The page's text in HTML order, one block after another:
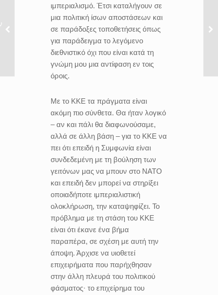
ιμπεριαλισμό. Έτσι καταλήγουν σε
μια πολιτική ίσων αποστάσεων και
σε παράδοξες τοποθετήσεις όπως
για παράδειγμα το λεγόμενο
διεθνιστικό όχι που είναι κατά τη
γνώμη μου μια αντίφαση εν τοις
όροις.
Με το ΚΚΕ τα πράγματα είναι
ακόμη πιο σύνθετα. Θα ήταν λογικό
– αν και πάλι θα διαφωνούσαμε,
αλλά σε άλλη βάση – για το ΚΚΕ να
πει ότι επειδή η Συμφωνία είναι
συνδεδεμένη με τη βούληση των
γειτόνων μας να μπουν στο ΝΑΤΟ
και επειδή δεν μπορεί να στηρίξει
οποιαδήποτε ιμπεριαλιστική
ολοκλήρωση, την καταψηφίζει. Το
πρόβλημα με τη στάση του ΚΚΕ
είναι ότι έκανε ένα βήμα
παραπέρα, σε σχέση με αυτή την
άποψη. Άρχισε να υιοθετεί
επιχειρήματα που παρήχθησαν
στην άλλη πλευρά του πολιτικού
φάσματος· το επιχείρημα του